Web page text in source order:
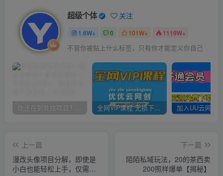
超级个体 关注
1.6W+ 0 101W+ 1119W+
不管你被贴上什么标签，只有你才能定义你自己
你还在到处找项目？还在当韭菜？我靠卖项目一个月收入5万+，曾经我也是个失败者。 全网VIP课程 无损下载~
上一篇
漫改头像项目分解，即使是
小白也能轻松上手，仅需一
下一篇
陌陌私域玩法，20的茶西卖
200照样爆单【揭秘】